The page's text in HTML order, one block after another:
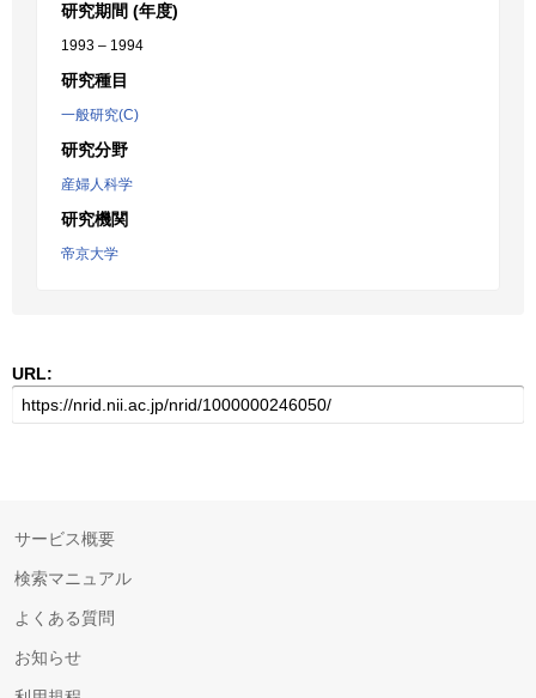
研究期間 (年度)
1993 – 1994
研究種目
一般研究(C)
研究分野
産婦人科学
研究機関
帝京大学
URL:
サービス概要
検索マニュアル
よくある質問
お知らせ